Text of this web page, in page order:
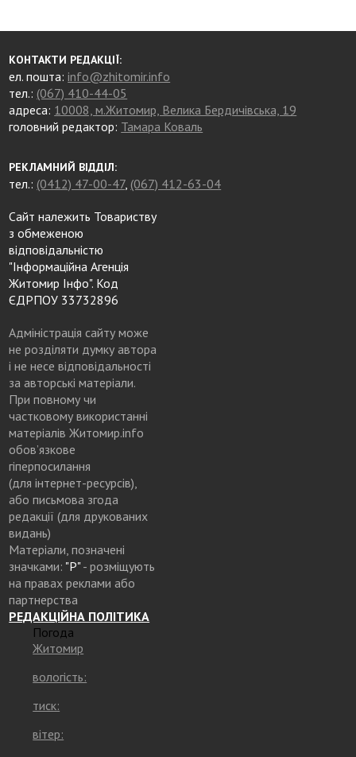
КОНТАКТИ РЕДАКЦІЇ:
ел. пошта:info@zhitomir.info
тел.: (067) 410-44-05
адреса: 10008, м.Житомир, Велика Бердичівська, 19
головний редактор: Тамара Коваль
РЕКЛАМНИЙ ВІДДІЛ:
тел.: (0412) 47-00-47, (067) 412-63-04
Сайт належить Товариству
з обмеженою
відповідальністю
"Інформаційна Агенція
Житомир Інфо". Код
ЄДРПОУ 33732896
Адміністрація сайту може
не розділяти думку автора
і не несе відповідальності
за авторські матеріали.
При повному чи
частковому використанні
матеріалів Житомир.info
обов’язкове
гіперпосилання
(для інтернет-ресурсів),
або письмова згода
редакції (для друкованих
видань)
Матеріали, позначені
значками: "Р"- розміщують
на правах реклами або
партнерства
РЕДАКЦІЙНА ПОЛІТИКА
Погода
Житомир
вологість:
тиск:
вітер: